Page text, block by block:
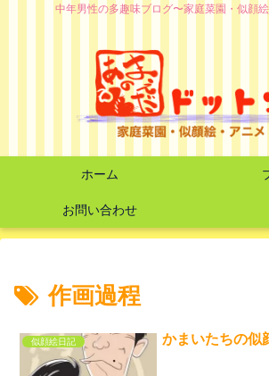
中年男性の多趣味ブログ〜家庭菜園・似顔
ホーム
お問い合わせ
作画過程
似顔絵日記 かまいたちの似